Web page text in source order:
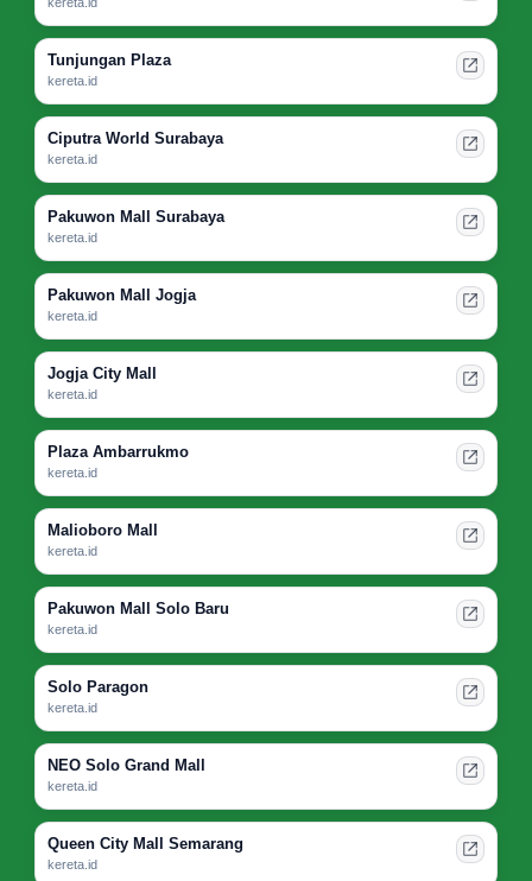
kereta.id
Tunjungan Plaza
kereta.id
Ciputra World Surabaya
kereta.id
Pakuwon Mall Surabaya
kereta.id
Pakuwon Mall Jogja
kereta.id
Jogja City Mall
kereta.id
Plaza Ambarrukmo
kereta.id
Malioboro Mall
kereta.id
Pakuwon Mall Solo Baru
kereta.id
Solo Paragon
kereta.id
NEO Solo Grand Mall
kereta.id
Queen City Mall Semarang
kereta.id